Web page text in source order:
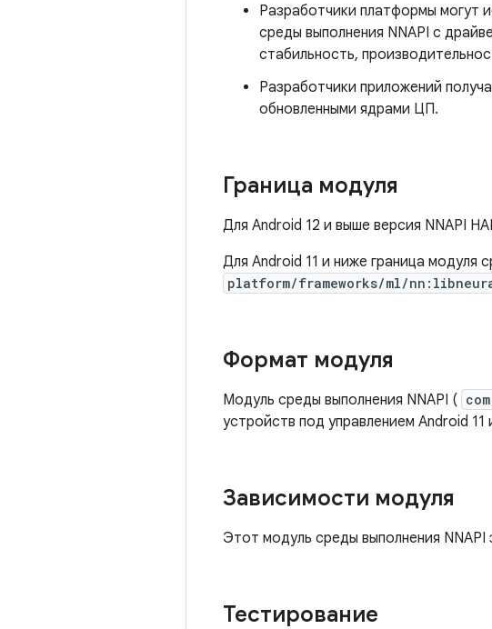
Разработчики платформы могут
среды выполнения NNAPI с
стабильность,
Разработчики приложений
обновленными ядрами ЦП.
Граница модуля
Для Android 12 и выше версия NNAPI
Для Android 11 и ниже граница модуля
platform/frameworks/ml/
Формат модуля
Модуль среды выполнения NNAPI (
устройств под управлением Android
Зависимости модуля
Этот модуль среды выполнения NNAPI
Тестирование